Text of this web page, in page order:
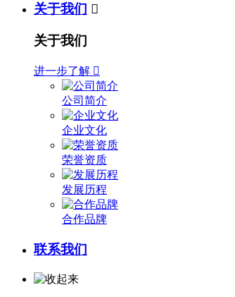
关于我们 
关于我们
进一步了解 
公司简介
企业文化
荣誉资质
发展历程
合作品牌
联系我们